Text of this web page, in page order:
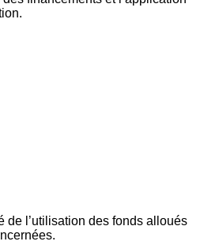
de l’utilisation des fonds alloués